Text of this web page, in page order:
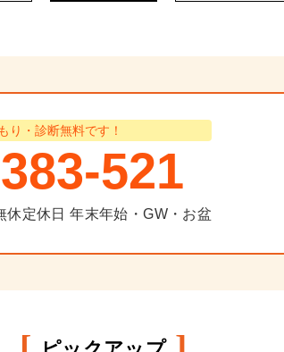
り・診断無料です！
521
休定休日 年末年始・GW・お盆